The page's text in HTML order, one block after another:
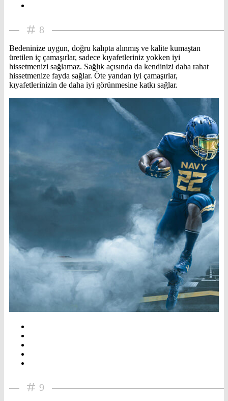
8
Bedeninize uygun, doğru kalıpta alınmış ve kalite kumaştan
üretilen iç çamaşırlar, sadece kıyafetleriniz yokken iyi
hissetmenizi sağlamaz. Sağlık açısında da kendinizi daha rahat
hissetmenize fayda sağlar. Öte yandan iyi çamaşırlar,
kıyafetlerinizin de daha iyi görünmesine katkı sağlar.
9